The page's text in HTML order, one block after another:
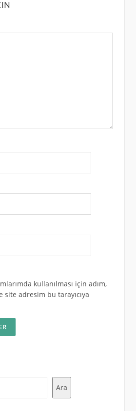
kullanılması için adım,
site adresim bu tarayıcıya
Ara